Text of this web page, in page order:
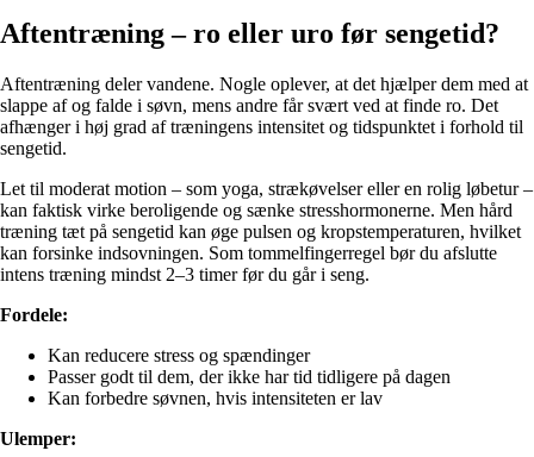
Aftentræning – ro eller uro før sengetid?
Aftentræning deler vandene. Nogle oplever, at det hjælper dem med at
slappe af og falde i søvn, mens andre får svært ved at finde ro. Det
afhænger i høj grad af træningens intensitet og tidspunktet i forhold til
sengetid.
Let til moderat motion – som yoga, strækøvelser eller en rolig løbetur –
kan faktisk virke beroligende og sænke stresshormonerne. Men hård
træning tæt på sengetid kan øge pulsen og kropstemperaturen, hvilket
kan forsinke indsovningen. Som tommelfingerregel bør du afslutte
intens træning mindst 2–3 timer før du går i seng.
Fordele:
Kan reducere stress og spændinger
Passer godt til dem, der ikke har tid tidligere på dagen
Kan forbedre søvnen, hvis intensiteten er lav
Ulemper: